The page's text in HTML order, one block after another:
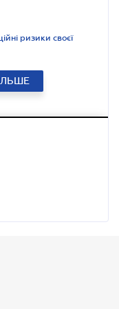
ризики своєї